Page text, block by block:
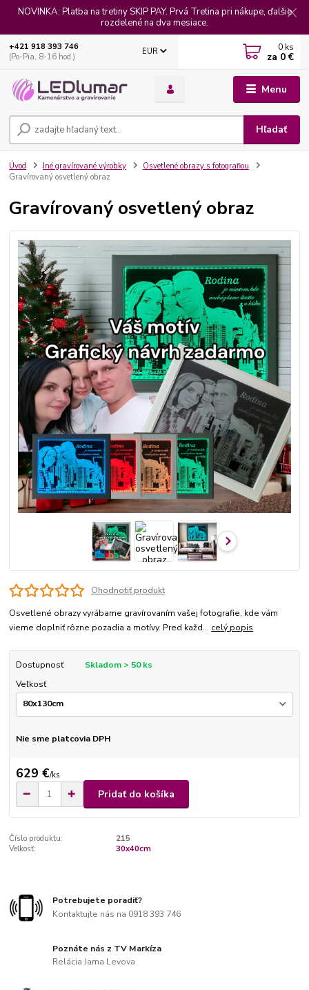
NOVINKA: Platba na tretiny SKIP PAY. Prvá Tretina pri nákupe, ďalšie
rozdelené na dva mesiace.
Menu
EUR
Hľadať
+421 918 393 746
(Po-Pia, 8-16 hod.)
0 ks
za 0 €
Úvod Iné gravírované výrobky
Osvetlené obrazy s fotografiou
Gravírovaný osvetlený obraz
Gravírovaný osvetlený obraz
Ohodnotiť produkt
Osvetlené obrazy vyrábame gravírovaním vašej fotografie, kde vám
vieme doplniť rôzne pozadia a motívy. Pred každ... celý popis
Dostupnosť
Skladom > 50 ks
Veľkosť
Nie sme platcovia DPH
629 €/ks
Pridať do košíka
Číslo produktu:
215
Veľkosť:
30x40cm
Potrebujete poradiť?
Kontaktujte nás na 0918 393 746
Poznáte nás z TV Markíza
Relácia Jama Levova